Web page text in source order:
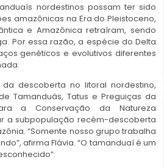
nordestinos possam ter sido
amazônicas na Era do Pleistoceno,
e Amazônica retraíram, sendo
Por essa razão, a espécie do Delta
genéticos e evolutivos diferentes
descoberta no litoral nordestino,
Tamanduás, Tatus e Preguiças da
a Conservação da Natureza
a subpopulação recém-descoberta
“Somente nosso grupo trabalha
afirma Flávia. “O tamanduaí é um